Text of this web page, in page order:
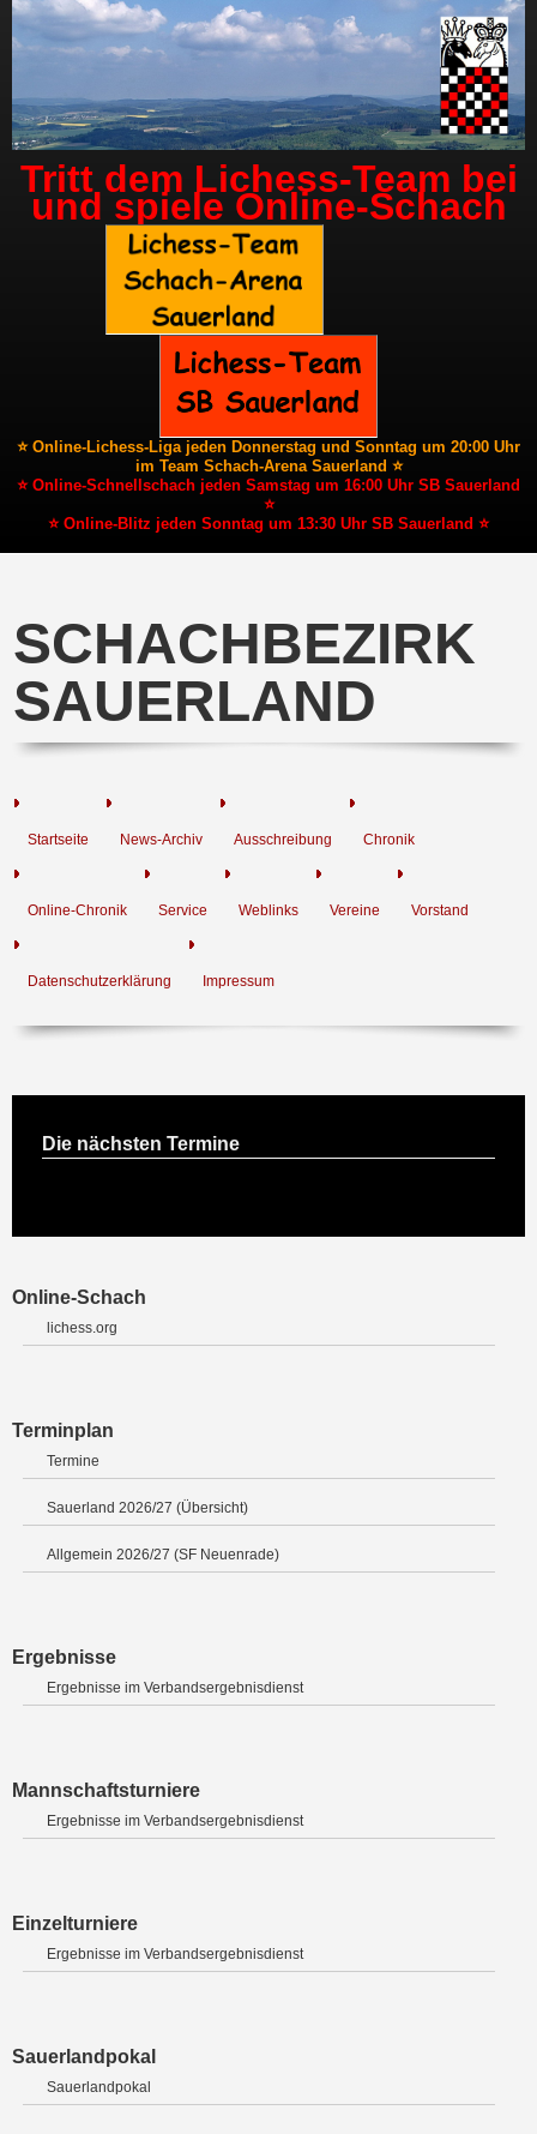
Tritt dem Lichess-Team bei
und spiele Online-Schach
⭐ Online-Lichess-Liga jeden Donnerstag und Sonntag um 20:00 Uhr
im Team Schach-Arena Sauerland ⭐
⭐ Online-Schnellschach jeden Samstag um 16:00 Uhr SB Sauerland
⭐
⭐ Online-Blitz jeden Sonntag um 13:30 Uhr SB Sauerland ⭐
SCHACHBEZIRK
SAUERLAND
Startseite News-Archiv Ausschreibung Chronik
Online-Chronik Service Weblinks Vereine Vorstand
Datenschutzerklärung Impressum
Die nächsten Termine
Online-Schach
lichess.org
Terminplan
Termine
Sauerland 2026/27 (Übersicht)
Allgemein 2026/27 (SF Neuenrade)
Ergebnisse
Ergebnisse im Verbandsergebnisdienst
Mannschaftsturniere
Ergebnisse im Verbandsergebnisdienst
Einzelturniere
Ergebnisse im Verbandsergebnisdienst
Sauerlandpokal
Sauerlandpokal